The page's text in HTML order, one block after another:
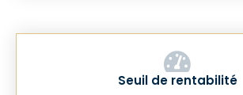
Seuil de rentabilité